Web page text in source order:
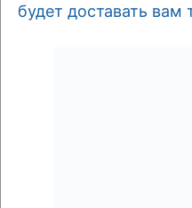
будет доставать вам